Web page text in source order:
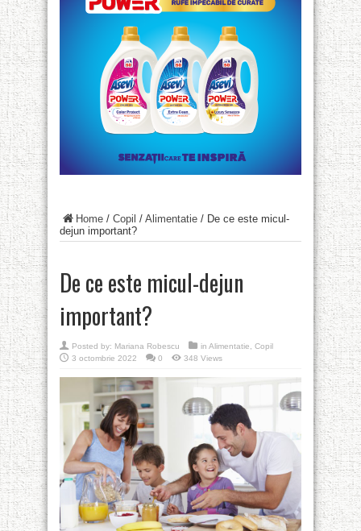
Home / Copil / Alimentatie / De ce este micul-
dejun important?
De ce este micul-dejun
important?
Posted by: Mariana Robescu in Alimentatie
Copil
3 octombrie 2022
0 348 Views